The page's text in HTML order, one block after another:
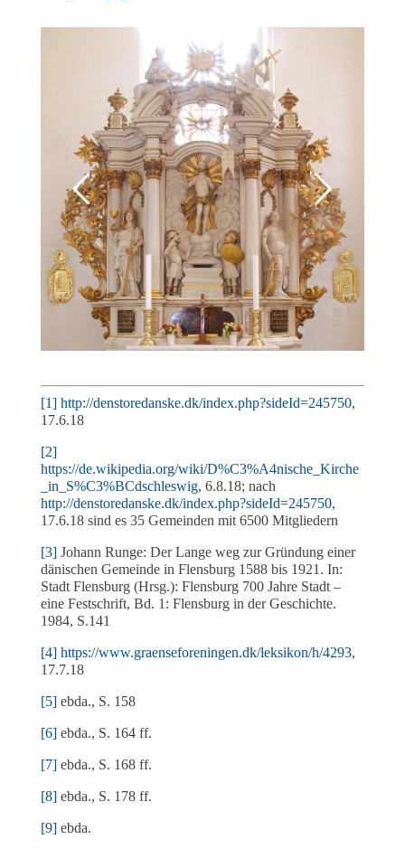
[1] http://denstoredanske.dk/index.php?sideId=245750,
17.6.18
[2]
https://de.wikipedia.org/wiki/D%C3%A4nische_Kirche
_in_S%C3%BCdschleswig, 6.8.18; nach
http://denstoredanske.dk/index.php?sideId=245750,
17.6.18 sind es 35 Gemeinden mit 6500 Mitgliedern
[3]Johann Runge: Der Lange weg zur Gründung einer
dänischen Gemeinde in Flensburg 1588 bis 1921. In:
Stadt Flensburg (Hrsg.): Flensburg 700 Jahre Stadt –
eine Festschrift, Bd. 1: Flensburg in der Geschichte.
1984, S.141
[4] https://www.graenseforeningen.dk/leksikon/h/4293,
17.7.18
[5]ebda., S. 158
[6]ebda., S. 164 ff.
[7]ebda., S. 168 ff.
[8]ebda., S. 178 ff.
[9]ebda.